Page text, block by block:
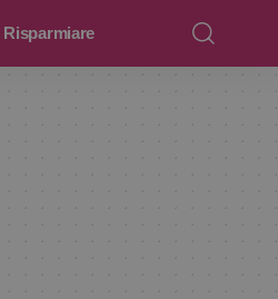
Risparmiare